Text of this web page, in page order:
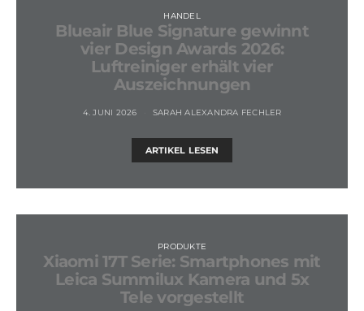
HANDEL
Blueair Blue Signature gewinnt
vier Design Awards 2026:
Luftreiniger erhält vier
Auszeichnungen
4. JUNI 2026 SARAH ALEXANDRA FECHLER
ARTIKEL LESEN
PRODUKTE
Xiaomi 17T Serie: Smartphones mit
Leica Summilux Kamera und 5x
Tele vorgestellt